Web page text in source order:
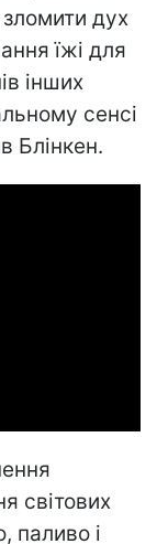
дух
їжі для
інших
сенсі
Блінкен.
світових
паливо і